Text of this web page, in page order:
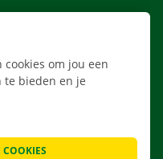
ONS
om jou een
te bieden en je
COOKIES